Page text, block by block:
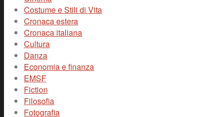
Costume e Stili di Vita
Cronaca estera
Cronaca italiana
Cultura
Danza
Economia e finanza
EMSF
Fiction
Filosofia
Fotografia